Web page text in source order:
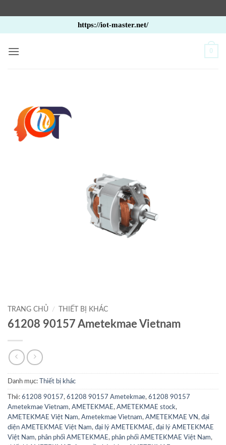
qua
nội
https://iot-master.net/
0
TRANG CHỦ / THIẾT BỊ KHÁC
61208 90157 Ametekmae Vietnam
Danh mục: Thiết bị khác
Thẻ: 61208 90157, 61208 90157 Ametekmae, 61208 90157
Ametekmae Vietnam, AMETEKMAE, AMETEKMAE stock,
AMETEKMAE Việt Nam, Ametekmae Vietnam, AMETEKMAE VN, đại
diện AMETEKMAE Việt Nam, đại lý AMETEKMAE, đại lý AMETEKMAE
Việt Nam, phân phối AMETEKMAE, phân phối AMETEKMAE Việt Nam,